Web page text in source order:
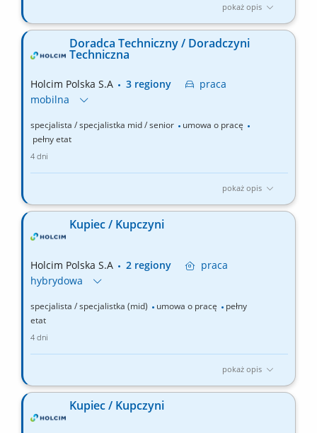
pokaż opis
Zakres obowiązków: Kompleksowa obsługa administracji
personalnej i prowadzenie dokumentacji pracowniczej.
Przygotowywanie dokumentów związanych z zatrudnieniem,
zmianami warunków pracy i zakończeniem współpracy.
wynagrodzeń,...
Doradca Techniczny / Doradczyni
Techniczna
Holcim Polska S.A
praca
mobilna
specjalista / specjalistka mid / senior
umowa o pracę
pełny etat
4 dni
pokaż opis
Zakres obowiązków: Szkolenie klientów wewnętrznych oraz
zewnętrznych. Aktywne wsparcie sprzedaży na powierzonym
rynku. Przygotowywanie systemów naprawczych na potrzeby
reklamacji. Wykonywanie badań na potrzeby inwestycji.
produktów...
Kupiec / Kupczyni
Holcim Polska S.A
praca
hybrydowa
specjalista / specjalistka (mid) umowa o pracę
pełny
etat
4 dni
pokaż opis
Zakres obowiązków: prowadzenie projektów zakupowych
dotyczących materiałów, surowców i usług wykorzystywanych w
zakładach produkcyjnych, w tym projektów inwestycyjnych
CAPEX; organizowanie postępowań ofertowych, przetargów i
Kupiec / Kupczyni